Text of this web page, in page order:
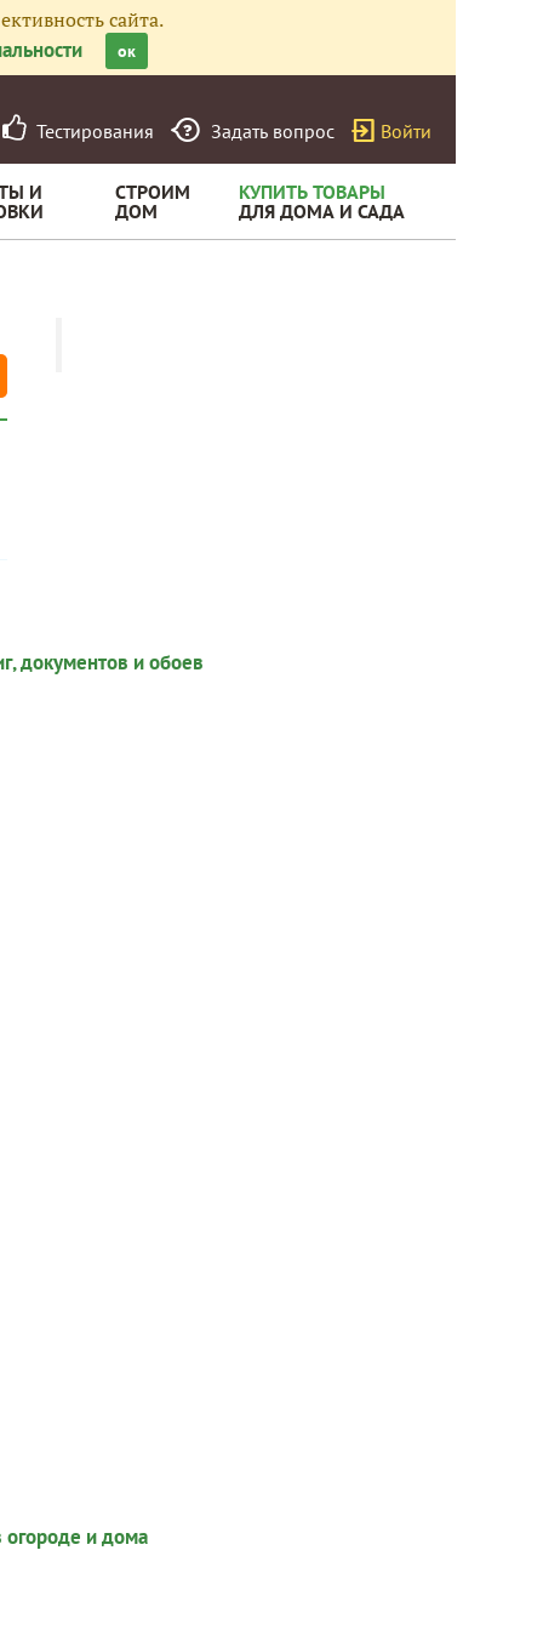
сайта.
ок
Тестирования Задать вопрос Войти
И
СТРОИМ
ДОМ
КУПИТЬ ТОВАРЫ
ДЛЯ ДОМА И САДА